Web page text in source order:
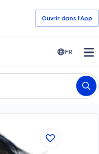
Ouvrir dans l’App
FR